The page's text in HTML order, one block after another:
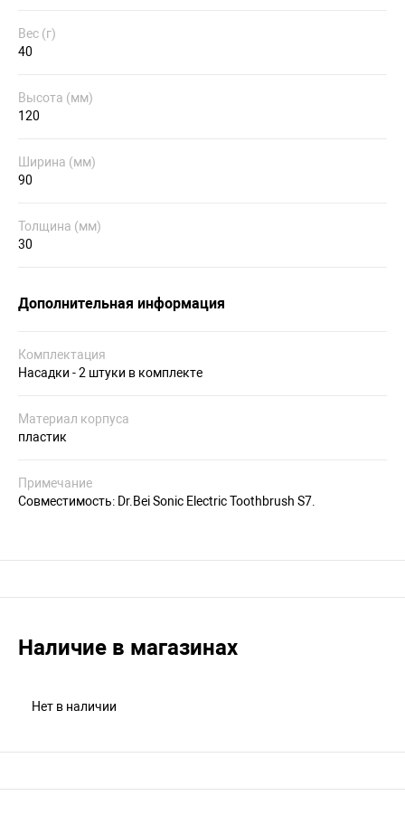
Вес (г)
40
Высота (мм)
120
Ширина (мм)
90
Толщина (мм)
30
Дополнительная информация
Комплектация
Насадки - 2 штуки в комплекте
Материал корпуса
пластик
Примечание
Совместимость: Dr.Bei Sonic Electric Toothbrush S7.
Наличие в магазинах
Нет в наличии